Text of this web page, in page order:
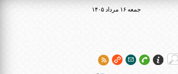
۱۴۰۵ جمعه ۱۶ مرداد